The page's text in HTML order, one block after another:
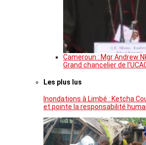
Cameroun : Mgr Andrew
Grand chancelier de
Les plus lus
Inondations à Limbé : Ketcha
et pointe la responsabilité